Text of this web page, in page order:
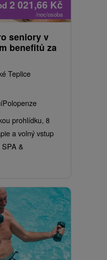
2 021,66 Kč
/noc/osoba
seniory v
benefitů za
Teplice
Polopenze
prohlídku, 8
a volný vstup
&